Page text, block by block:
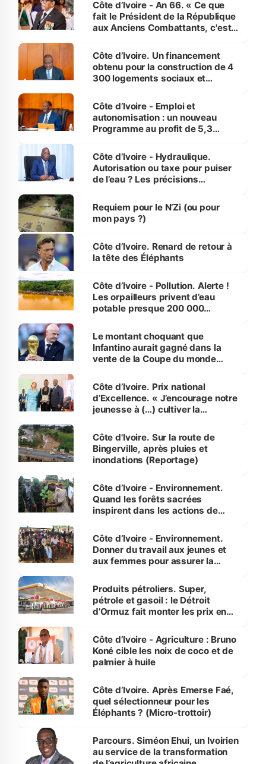
Côte d’Ivoire - An 66. « Ce que
fait le Président de la République
aux Anciens Combattants, c'est
Côte d’Ivoire. Un financement
obtenu pour la construction de 4
300 logements sociaux et
et Yamoussoukro
Côte d’Ivoire - Emploi et
autonomisation : un nouveau
Programme au profit de 5,3
Côte d’Ivoire - Hydraulique.
Autorisation ou taxe pour puiser
de l’eau ? Les précisions
Requiem pour le N’Zi (ou pour
mon pays ?)
Côte d’Ivoire. Renard de retour à
la tête des Éléphants
Côte d’Ivoire - Pollution. Alerte !
Les orpailleurs privent d’eau
potable presque 200 000
Le montant choquant que
Infantino aurait gagné dans la
vente de la Coupe du monde
Côte d’Ivoire. Prix national
d’Excellence. « J’encourage notre
jeunesse à (…) cultiver la
(Alassane Ouattara
Côte d'Ivoire. Sur la route de
Bingerville, après pluies et
inondations (Reportage)
Côte d’Ivoire - Environnement.
Quand les forêts sacrées
inspirent dans les actions de
Côte d’Ivoire - Environnement.
Donner du travail aux jeunes et
aux femmes pour assurer la
menacées
Produits pétroliers. Super,
pétrole et gasoil : le Détroit
d’Ormuz fait monter les prix en
Côte d’Ivoire - Agriculture : Bruno
Koné cible les noix de coco et de
palmier à huile
Côte d’Ivoire. Après Emerse Faé,
quel sélectionneur pour les
Éléphants ? (Micro-trottoir)
Parcours. Siméon Ehui, un Ivoirien
au service de la transformation